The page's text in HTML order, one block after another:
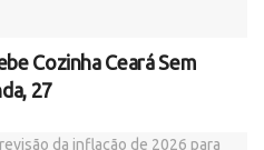
Cozinha Ceará Sem
27